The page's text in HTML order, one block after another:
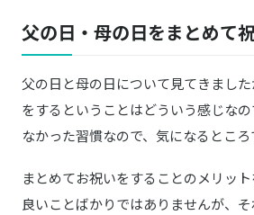
父の日・母の日をまとめて
父の日と母の日について見てきまし
をするということはどういう感じな
なかった習慣なので、気になるところ
まとめてお祝いをすることのメリット
良いことばかりではありませんが、そ